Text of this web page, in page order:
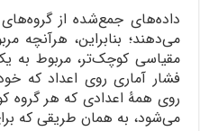
داده‌های جمع‌شده از
می‌دهند؛ بنابراین، هرآنچه
مقیاسی کوچک‌تر، مربوط
فشار آماری روی اعداد که
روی همۀ اعدادی که هر
می‌شود، به همان طریقی که